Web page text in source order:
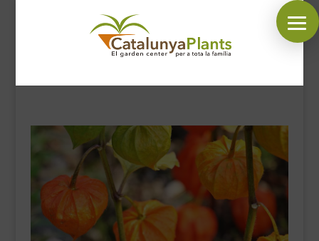
SÍGUENOS EN:
COMPLEMENTOS JARDÍN
MASCOTAS
DECORACIÓN